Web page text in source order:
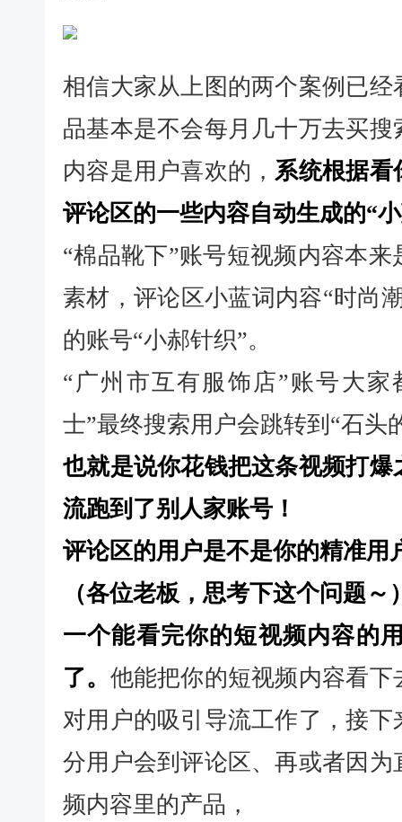
相信大家从上图的两个案例已
品基本是不会每月几十万去买
内容是用户喜欢的， 系统根据看
评论区的一些内容自动生成的“
“棉品靴下”账号短视频内容本
素材，评论区小蓝词内容“时尚
的账号“小郝针织”。
“广州市互有服饰店”账号大
士”最终搜索用户会跳转到“石头
也就是说你花钱把这条视频打
流跑到了别人家账号！
评论区的用户是不是你的精准用
（各位老板，思考下这个问题～
一个能看完你的短视频内容的
了。 他能把你的短视频内容看
对用户的吸引导流工作了，接
分用户会到评论区、再或者因
频内容里的产品，